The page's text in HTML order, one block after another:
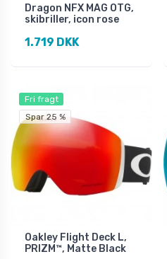
Dragon NFX MAG OTG,
skibriller, icon rose
1.719 DKK
Fri fragt
Spar 25 %
Oakley Flight Deck L,
PRIZM™, Matte Black